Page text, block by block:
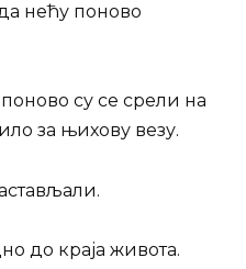
нећу поново
су се срели на
за њихову везу.
до краја живота.